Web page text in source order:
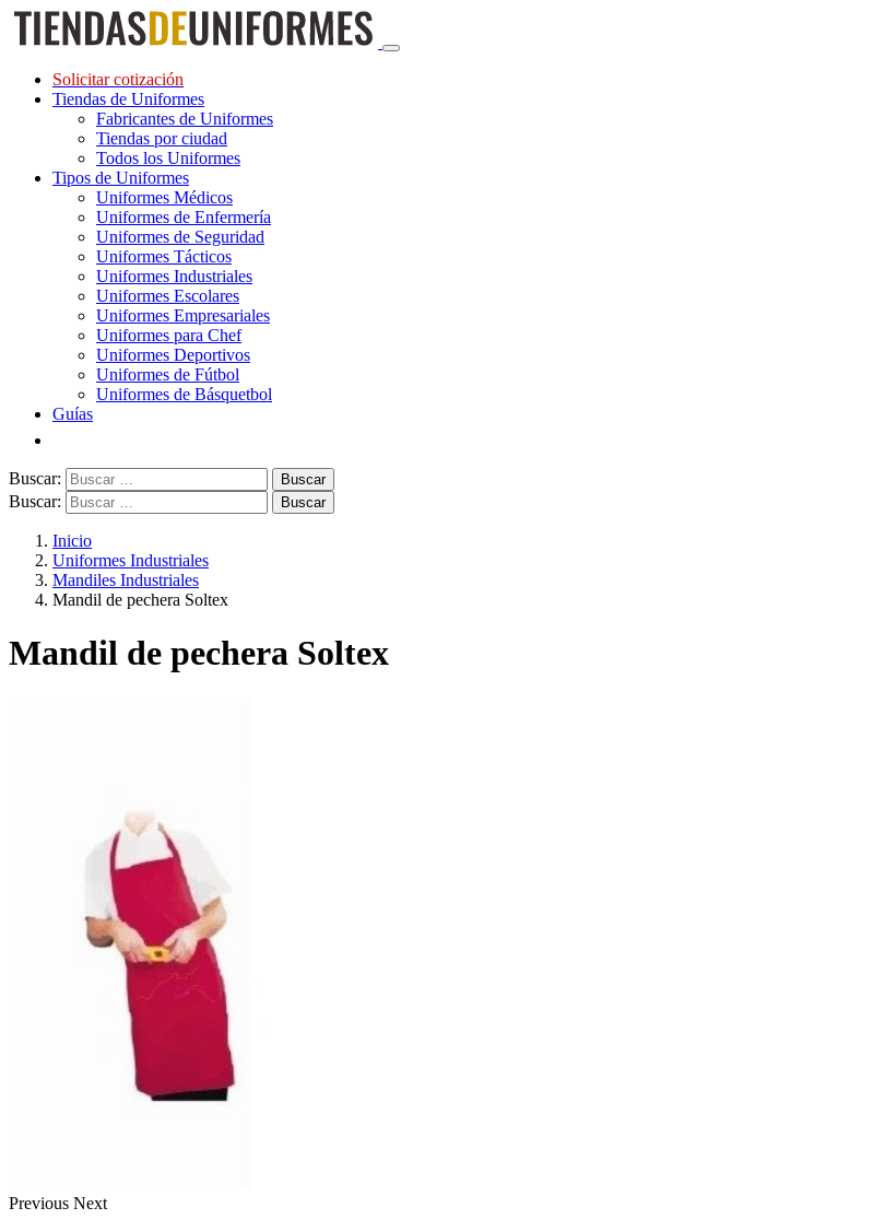
Solicitar cotización
Tiendas de Uniformes
Fabricantes de Uniformes
Tiendas por ciudad
Todos los Uniformes
Tipos de Uniformes
Uniformes Médicos
Uniformes de Enfermería
Uniformes de Seguridad
Uniformes Tácticos
Uniformes Industriales
Uniformes Escolares
Uniformes Empresariales
Uniformes para Chef
Uniformes Deportivos
Uniformes de Fútbol
Uniformes de Básquetbol
Guías
Buscar:
Buscar:
Inicio
Uniformes Industriales
Mandiles Industriales
Mandil de pechera Soltex
Mandil de pechera Soltex
Previous Next